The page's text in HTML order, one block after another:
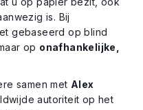
is. Bij
gebaseerd op blind
op onafhankelijke,
samen met Alex
autoriteit op het